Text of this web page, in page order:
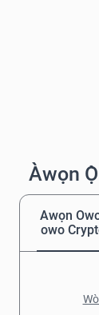
Àwọn
Awọn
owo